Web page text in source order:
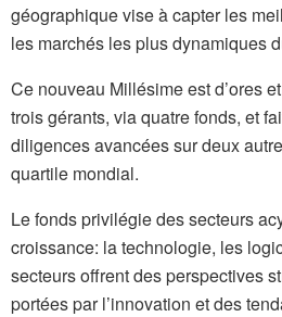
géographique vise à capter les
les marchés les plus dynamiques
Ce nouveau Millésime est d’ores
trois gérants, via quatre fonds, et
diligences avancées sur deux
quartile mondial.
Le fonds privilégie des secteurs
croissance: la technologie, les
secteurs offrent des perspectives
portées par l’innovation et des